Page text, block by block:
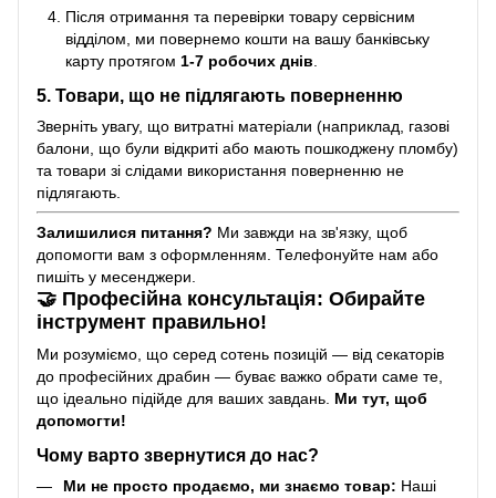
Після отримання та перевірки товару сервісним
відділом, ми повернемо кошти на вашу банківську
карту протягом 1-7 робочих днів
5. Товари, що не підлягають поверненню
Зверніть увагу, що витратні матеріали (наприклад, газові
балони, що були відкриті або мають пошкоджену пломбу)
та товари зі слідами використання поверненню не
підлягають.
Залишилися питання? Ми завжди на зв'язку, щоб
допомогти вам з оформленням. Телефонуйте нам або
пишіть у месенджери.
🤝 Професійна консультація: Обирайте
інструмент правильно!
Ми розуміємо, що серед сотень позицій — від секаторів
до професійних драбин — буває важко обрати саме те,
що ідеально підійде для ваших завдань. Ми тут, щоб
допомогти!
Чому варто звернутися до нас?
Ми не просто продаємо, ми знаємо товар: Наші